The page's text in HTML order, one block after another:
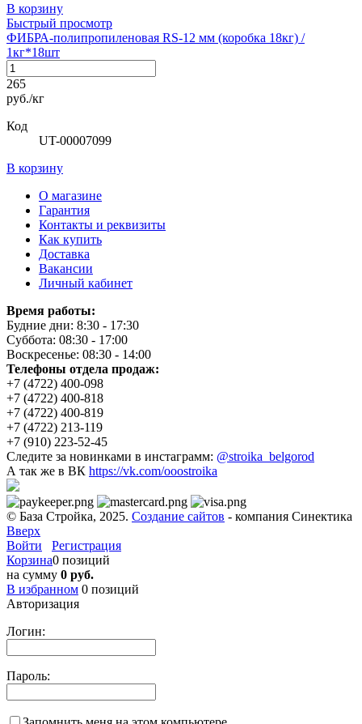
В корзину
Быстрый просмотр
ФИБРА-полипропиленовая RS-12 мм (коробка 18кг) /
1кг*18шт
265
руб./кг
Код
UT-00007099
В корзину
О магазине
Гарантия
Контакты и реквизиты
Как купить
Доставка
Вакансии
Личный кабинет
Время работы:
Будние дни: 8:30 - 17:30
Суббота: 08:30 - 17:00
Воскресенье: 08:30 - 14:00
Телефоны отдела продаж:
+7 (4722) 400-098
+7 (4722) 400-818
+7 (4722) 400-819
+7 (4722) 213-119
+7 (910) 223-52-45
Следите за новинками в инстаграмм: @stroika_belgorod
А так же в ВК https://vk.com/ooostroika
© База Стройка, 2025. Создание сайтов - компания Синектика
Вверх
Войти
Регистрация
Корзина0 позиций
на сумму 0 руб.
В избранном 0 позиций
Авторизация
Логин:
Пароль: